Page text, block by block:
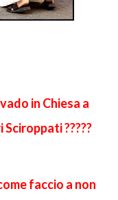
in Chiesa a
?????
faccio a non